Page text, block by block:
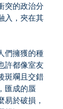
突的政治分
入，夾在其
擁獲的種
許都像室友
斑斕且交錯
匯成的蜃
易於破損，